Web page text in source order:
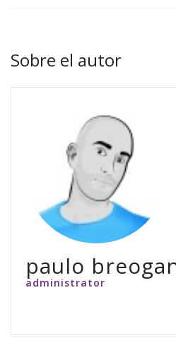
Sobre el autor
paulo
administrator